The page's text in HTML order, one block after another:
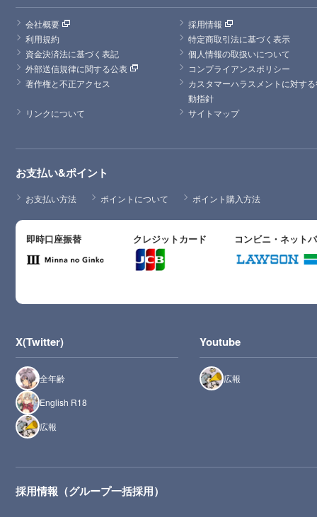
会社概要
採用情報
利用規約
特定商取引法に基づく表示
資金決済法に基づく表記
個人情報の取扱いについて
外部送信規律に関する公表
コンプライアンスポリシー
著作権と不正アクセス
カスタマーハラスメントに対す
動指針
リンクについて
サイトマップ
お支払い&ポイント
お支払い方法 ポイントについて ポイント購入方法
即時口座振替 クレジットカード コンビニ・ネット
X(Twitter)
全年齢
English R18
広報
Youtube
広報
採用情報（グループ一括採用）